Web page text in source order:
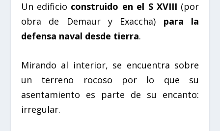
Un edificio construido en el S XVIII (por
obra de Demaur y Exaccha) para la
defensa naval desde tierra.
Mirando al interior, se encuentra sobre
un terreno rocoso por lo que su
asentamiento es parte de su encanto:
irregular.